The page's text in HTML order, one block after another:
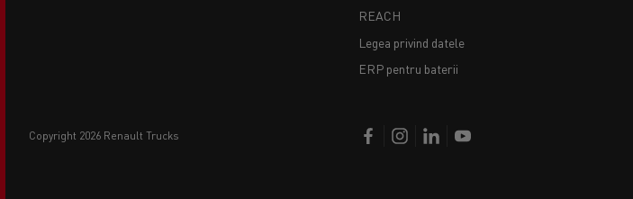
copyright 2026 Renault Trucks
REACH
Legea privind datele
ERP pentru baterii